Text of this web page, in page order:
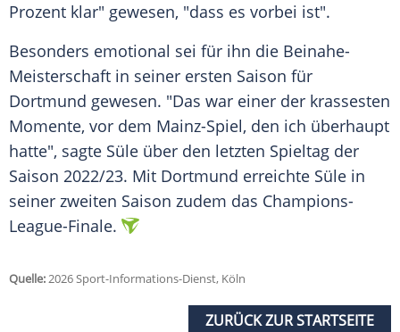
Prozent klar" gewesen, "dass es vorbei ist".
Besonders emotional sei für ihn die Beinahe-
Meisterschaft in seiner ersten Saison für
Dortmund gewesen. "Das war einer der krassesten
Momente, vor dem Mainz-Spiel, den ich überhaupt
hatte", sagte Süle über den letzten Spieltag der
Saison 2022/23. Mit Dortmund erreichte Süle in
seiner zweiten Saison zudem das Champions-
League-Finale.
Quelle:2026 Sport-Informations-Dienst, Köln
ZURÜCK ZUR STARTSEITE